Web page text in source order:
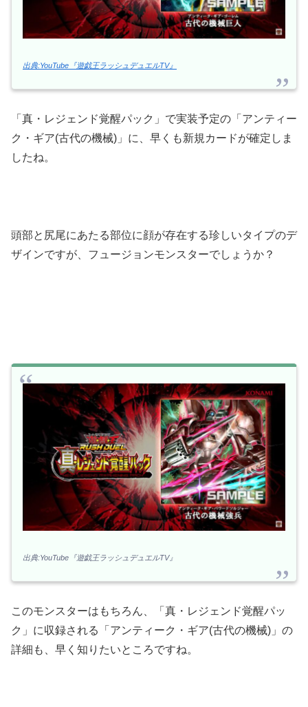
出典:YouTube『遊戯王ラッシュデュエルTV』
「真・レジェンド覚醒パック」で実装予定の「アンティー
ク・ギア(古代の機械)」に、早くも新規カードが確定しま
したね。
頭部と尻尾にあたる部位に顔が存在する珍しいタイプのデ
ザインですが、フュージョンモンスターでしょうか？
出典:YouTube『遊戯王ラッシュデュエルTV』
このモンスターはもちろん、「真・レジェンド覚醒パッ
ク」に収録される「アンティーク・ギア(古代の機械)」の
詳細も、早く知りたいところですね。